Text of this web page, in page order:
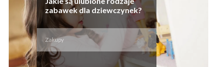
zabawek dla dziewczynek?
Zakupy